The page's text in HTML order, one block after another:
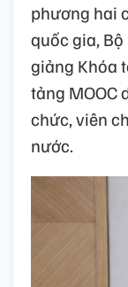
phương hai
quốc gia,
giảng Khóa
tảng MOOC
chức, viên
nước.